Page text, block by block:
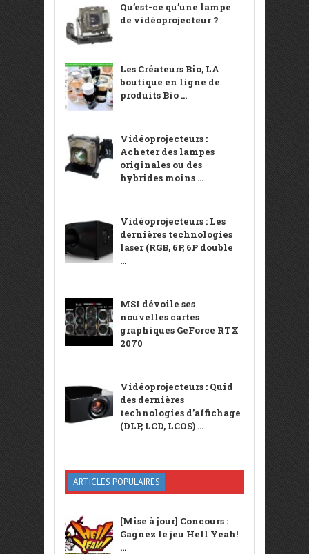
Qu’est-ce qu’une lampe
de vidéoprojecteur ?
Les Créateurs Bio, LA
boutique en ligne de
produits Bio ...
Vidéoprojecteurs :
Acheter des lampes
originales ou des
hybrides moins ...
Vidéoprojecteurs : Les
dernières technologies
laser (RGB, 6P, 6P double
...
MSI dévoile ses
nouvelles cartes
graphiques GeForce RTX
2070
Vidéoprojecteurs : Quid
des dernières
technologies d’affichage
(DLP, LCD, LCOS) ...
ARTICLES POPULAIRES
[Mise à jour] Concours :
Gagnez le jeu Hell Yeah!
...